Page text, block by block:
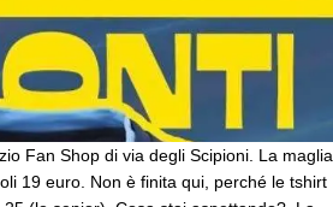
Fan Shop di via degli Scipioni. La maglia
19 euro. Non è finita qui, perché le tshirt